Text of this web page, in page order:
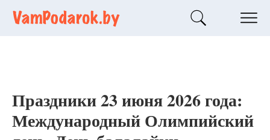
Праздники 23 июня 2026 года:
Международный Олимпийский